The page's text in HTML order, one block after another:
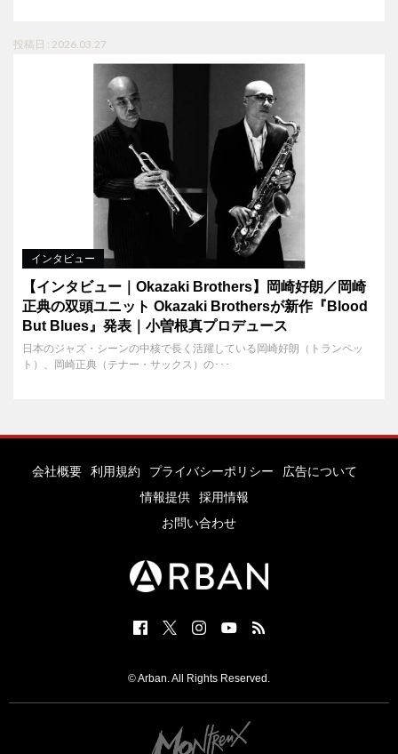
投稿日 : 2026.03.27
インタビュー
【インタビュー｜Okazaki Brothers】岡崎好朗／岡崎
正典の双頭ユニット Okazaki Brothersが新作『Blood
But Blues』発表｜小曽根真プロデュース
日本のジャズ・シーンの中核で長く活躍している岡崎好朗（トランペッ
ト）、岡崎正典（テナー・サックス）の･･･
会社概要 利用規約 プライバシーポリシー
広告について
情報提供
採用情報
お問い合わせ
© Arban. All Rights Reserved.